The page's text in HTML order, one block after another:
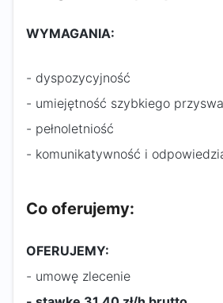
WYMAGANIA:
- dyspozycyjność
- umiejętność szybkiego
- pełnoletniość
- komunikatywność i
Co oferujemy:
OFERUJEMY:
- umowę zlecenie